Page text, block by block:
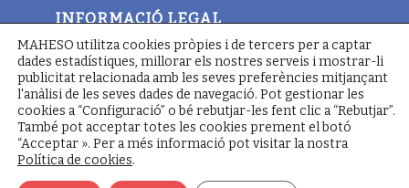
INFORMACIÓ LEGAL
Avis legal
Termes i condicions generals
Política de cookies
© Copyright - Maheso 2022 - Web designed by
Comunicación
MAHESO utilitza cookies pròpies i de tercers per a captar
dades estadístiques, millorar els nostres serveis i mostrar-li
publicitat relacionada amb les seves preferències mitjançant
l'anàlisi de les seves dades de navegació. Pot gestionar les
cookies a “Configuració” o bé rebutjar-les fent clic a “Rebutjar”.
També pot acceptar totes les cookies prement el botó
“Acceptar ». Per a més informació pot visitar la nostra
Política de cookies.